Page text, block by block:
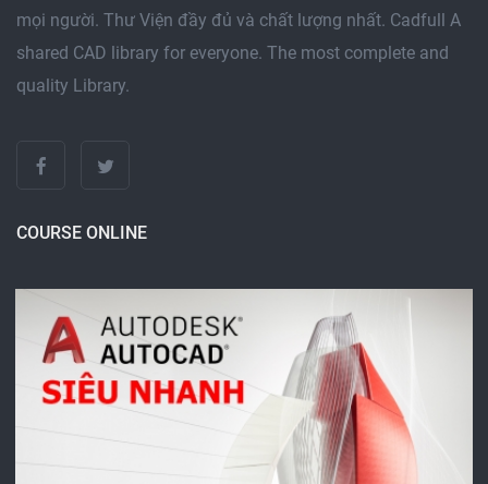
mọi người. Thư Viện đầy đủ và chất lượng nhất. Cadfull A
shared CAD library for everyone. The most complete and
quality Library.
COURSE ONLINE